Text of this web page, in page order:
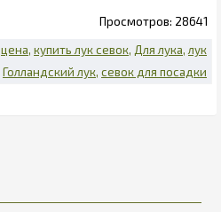
28641
цена купить лук севок Для лука лук
Голландский лук севок для посадки